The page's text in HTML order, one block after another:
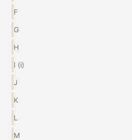
F
G
H
I (i)
J
K
L
M